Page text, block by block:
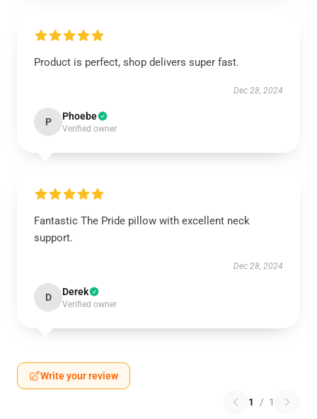
Product is perfect, shop delivers super fast.
Dec 28, 2024
P Phoebe
Verified owner
Fantastic The Pride pillow with excellent neck
support.
Dec 28, 2024
D Derek
Verified owner
Write your review
1 / 1